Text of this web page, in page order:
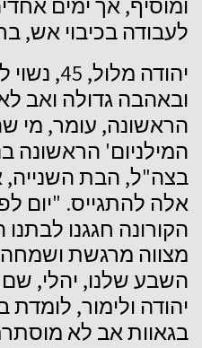
ומוסיף אך ימים
לעבודה בכיבוי אש,
יהודה מלול, 45, נשוי
ובאהבה גדולה ואב
הראשונה, עומר, מי
המילניום' הראשונה
בצה"ל, הבת השנייה,
אלה להתגייס. "יום
הקורונה חגגנו לבתנו
מצווה מרגשת ושמחה
השבע שלנו, יהלי, שם
יהודה ולימור, לומדת
בגאוות אב לא